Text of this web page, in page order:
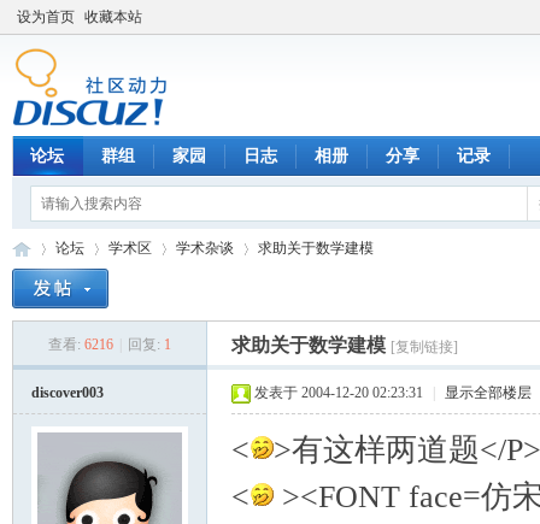
设为首页 收藏本站
论坛 群组 家园 日志 相册 分享 记录
论坛
›
学术区
›
学术杂谈
›
求助关于数学建模
查看: 6216 回复: 1 求助关于数学建模 [复制链接]
discover003 发表于 2004-12-20 02:23:31 显示全部楼层
<
>有这样两道题</P>
<
><FONT face=仿